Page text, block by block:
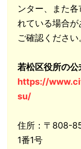
ンター、また
れている場合
ご確認ください
若松区役所の公
https://
su/
住所：〒808-
1番1号